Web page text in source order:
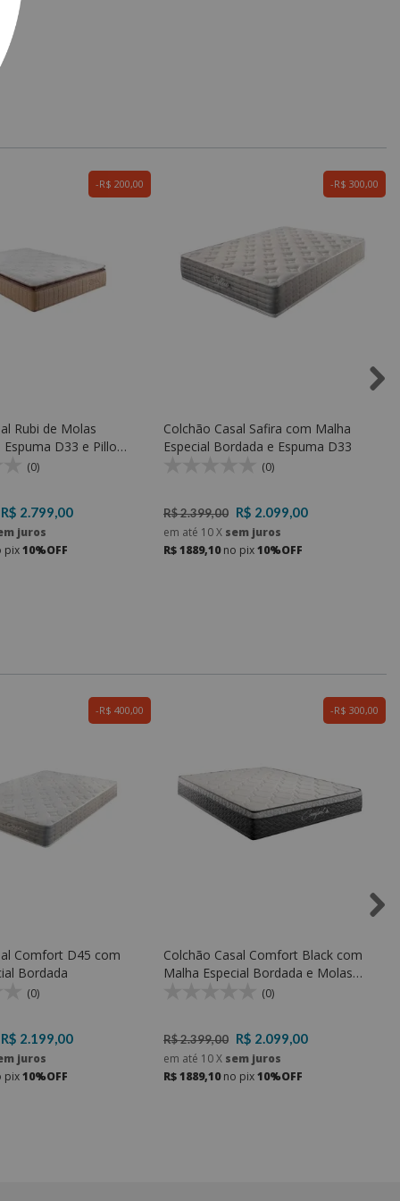
R$ 200,00
Rubi de Molas
Espuma D33 e Pillow
D23 Soft
(0)
R$ 2.799,00
juros
pix10%OFF
R$ 300,00
Colchão Casal Safira com Malha
Especial Bordada e Espuma D33
(0)
R$ 2.399,00 R$ 2.099,00
em até 10X sem juros
R$ 1889,10no pix10%OFF
R$ 400,00
Comfort D45 com
Bordada
(0)
R$ 2.199,00
juros
pix10%OFF
R$ 300,00
Colchão Casal Comfort Black com
Malha Especial Bordada e Molas
ensacadas e Espuma D33
(0)
R$ 2.399,00 R$ 2.099,00
em até 10X sem juros
R$ 1889,10no pix10%OFF